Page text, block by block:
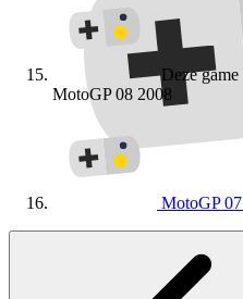
Deze game
MotoGP 08 2008
MotoGP 07